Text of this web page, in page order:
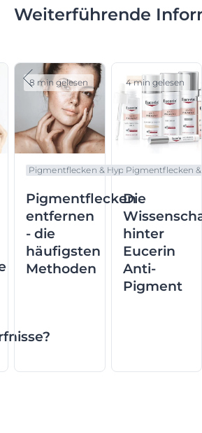
Weiterführende
Pigmentflecken & Hyp...
Pigmentflecken
entfernen
- die
häufigsten
Methoden
8 min gelesen
Pigmentflecken &
Die
hinter
Eucerin
Anti-
Pigment
4 min gelesen